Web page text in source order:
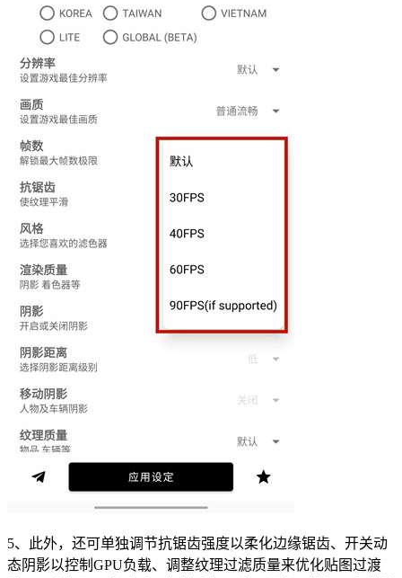
5、此外，还可单独调节抗锯齿强度以柔化边缘锯齿、开关动
态阴影以控制GPU负载、调整纹理过滤质量来优化贴图过渡